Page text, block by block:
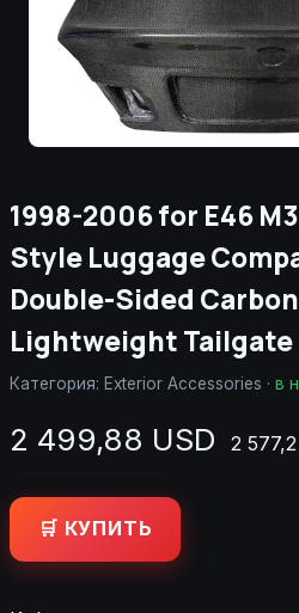
1998-2006 for E46
Style Luggage
Double-Sided
Lightweight Tailgate
Категория: Exterior Accessories · в
2 499,88 USD 2
🛒 КУПИТЬ